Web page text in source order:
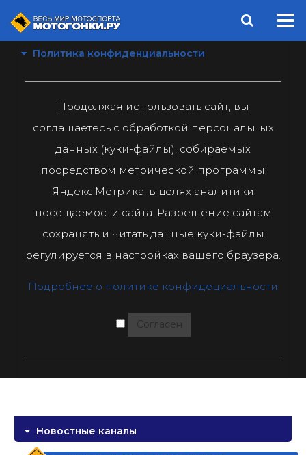
Политика конфиденциальности
Продолжая использовать сайт, вы
соглашаетесь с обработкой персональных
данных (куки-файлы), собираемых
посредством метрической программы
Яндекс.Метрика, в целях аналитики
посещаемости сайта. Разрешение сайтам
сохранять и читать данные куки-файлы
регулируется в настройках вашего браузера.
Подробнее о политике конфидециальности
Согласен
Новостные каналы